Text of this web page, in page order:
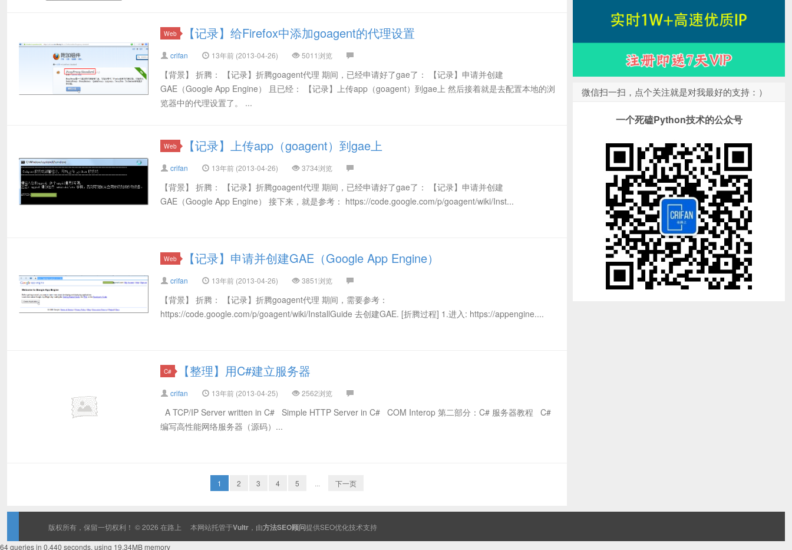
Web 【记录】给Firefox中添加goagent的代理设置
crifan 13年前 (2013-04-26) 5011浏览
【背景】 折腾： 【记录】折腾goagent代理 期间，已经申请好了gae了： 【记录】申请并创建
GAE（Google App Engine） 且已经： 【记录】上传app（goagent）到gae上 然后接着就是去配置本地的浏
览器中的代理设置了。 ...
Web 【记录】上传app（goagent）到gae上
crifan 13年前 (2013-04-26) 3734浏览
【背景】 折腾： 【记录】折腾goagent代理 期间，已经申请好了gae了： 【记录】申请并创建
GAE（Google App Engine） 接下来，就是参考： https://code.google.com/p/goagent/wiki/Inst...
Web 【记录】申请并创建GAE（Google App Engine）
crifan 13年前 (2013-04-26) 3851浏览
【背景】 折腾： 【记录】折腾goagent代理 期间，需要参考：
https://code.google.com/p/goagent/wiki/InstallGuide 去创建GAE. [折腾过程] 1.进入: https://appengine....
C# 【整理】用C#建立服务器
crifan 13年前 (2013-04-25) 2562浏览
A TCP/IP Server written in C# Simple HTTP Server in C# COM Interop 第二部分：C# 服务器教程 C#
编写高性能网络服务器（源码）...
1 2 3 4 5 下一页
微信扫一扫，点个关注就是对我最好的支持：）
一个死磕Python技术的公众号
版权所有，保留一切权利！ © 2026 在路上 本网站托管于Vultr ，由方法SEO顾问提供SEO优化技术支持
64 queries in 0.440 seconds, using 19.34MB memory